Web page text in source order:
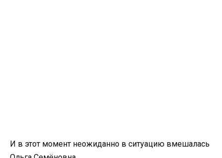
И в этот момент неожиданно в ситуацию вмешалась